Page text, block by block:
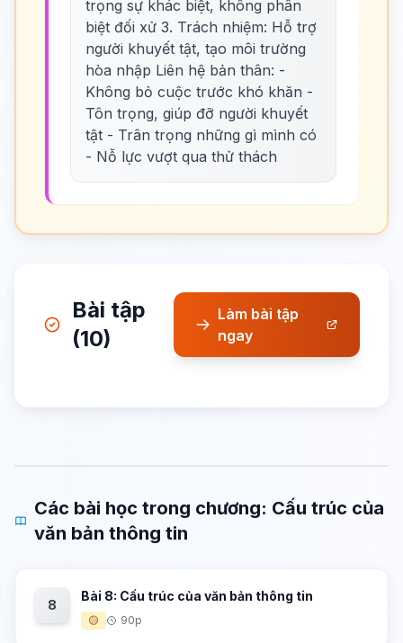
trọng sự khác biệt, không phân
biệt đối xử 3. Trách nhiệm: Hỗ trợ
người khuyết tật, tạo môi trường
hòa nhập Liên hệ bản thân: -
Không bỏ cuộc trước khó khăn -
Tôn trọng, giúp đỡ người khuyết
tật - Trân trọng những gì mình có
- Nỗ lực vượt qua thử thách
Bài tập
(10)
Làm bài tập
ngay
Các bài học trong chương: Cấu trúc của
văn bản thông tin
8
Bài 8: Cấu trúc của văn bản thông tin
🟡 90p